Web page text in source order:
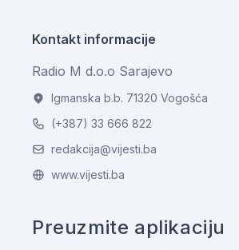
Kontakt informacije
Radio M d.o.o Sarajevo
Igmanska b.b. 71320 Vogošća
(+387) 33 666 822
redakcija@vijesti.ba
www.vijesti.ba
Preuzmite aplikaciju